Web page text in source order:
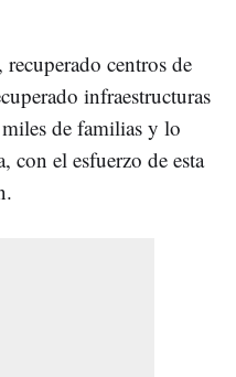
centros de
infraestructuras
de familias y lo
con el esfuerzo de esta